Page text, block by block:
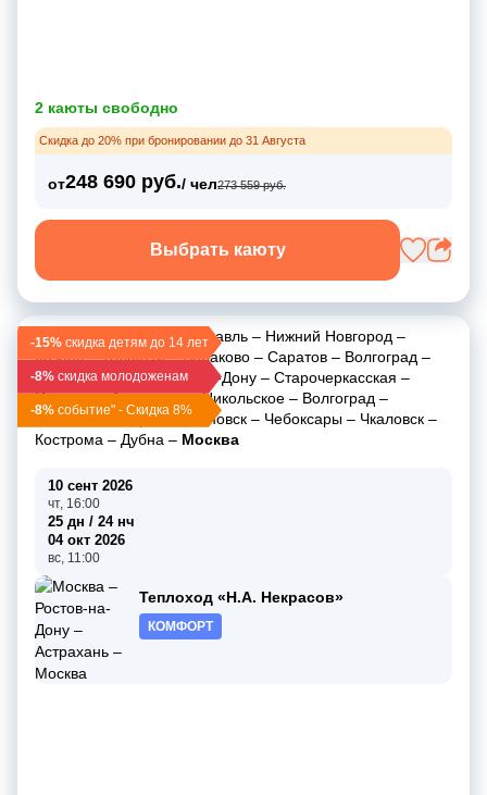
2 каюты свободно
Скидка до 20% при бронировании до 31 Августа
от248 690 руб./ чел273 559 руб.
Выбрать каюту
-15% скидка детям до 14 лет
-8% скидка молодоженам
-8% событие" - Скидка 8%
Москва –Углич–Ярославль – Нижний Новгород –
Казань–Тольятти–Балаково – Саратов – Волгоград –
Романовская–Ростов-на-Дону – Старочеркасская –
Ильевка–Астрахань–Никольское – Волгоград –
Усовка–Самара–Ульяновск – Чебоксары – Чкаловск –
Кострома – Дубна – Москва
10 сент 2026
чт, 16:00
25 дн / 24 нч
04 окт 2026
вс, 11:00
Теплоход «Н.А. Некрасов»
КОМФОРТ